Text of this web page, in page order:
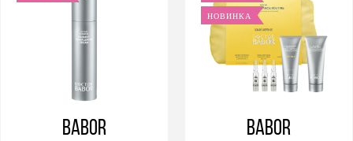
BABOR
НОВИНКА
BABOR